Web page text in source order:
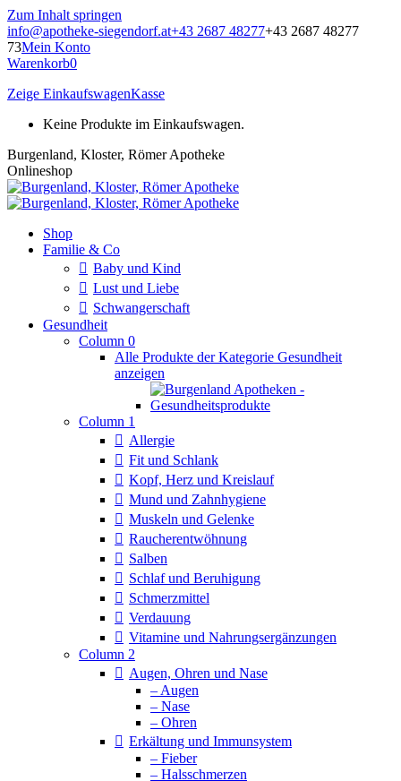
Zum Inhalt springen
info@apotheke-siegendorf.at+43 2687 48277+43 2687 48277
73Mein Konto
Warenkorb0
Zeige EinkaufswagenKasse
Keine Produkte im Einkaufswagen.
Burgenland, Kloster, Römer Apotheke
Onlineshop
Shop
Familie & Co
Baby und Kind
Lust und Liebe
Schwangerschaft
Gesundheit
Column 0
Alle Produkte der Kategorie Gesundheit
anzeigen
Column 1
Allergie
Fit und Schlank
Kopf, Herz und Kreislauf
Mund und Zahnhygiene
Muskeln und Gelenke
Raucherentwöhnung
Salben
Schlaf und Beruhigung
Schmerzmittel
Verdauung
Vitamine und Nahrungsergänzungen
Column 2
Augen, Ohren und Nase
– Augen
– Nase
– Ohren
Erkältung und Immunsystem
– Fieber
– Halsschmerzen